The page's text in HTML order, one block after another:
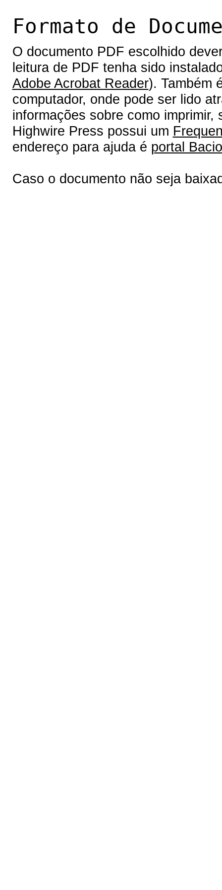
Formato de
O documento PDF escolhido
leitura de PDF tenha sido
Adobe Acrobat Reader). Também
computador, onde pode ser lido
informações sobre como
Highwire Press possui um
endereço para ajuda é portal
Caso o documento não seja